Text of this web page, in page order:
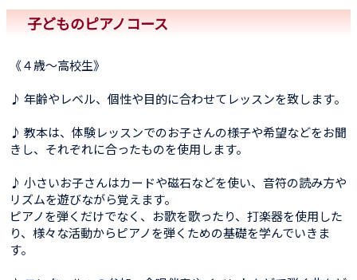
子どものピアノコース
《４歳〜高校生》
♪ 年齢やレベル、個性や目的に合わせてレッスンを致します。
♪ 教本は、体験レッスンでのお子さんの様子や希望などをお聞
きし、それぞれに合ったものを使用します。
♪ 小さいお子さんはカードや磁石などを使い、音符の読み方や
リズムを遊びながら覚えます。
ピアノを弾くだけでなく、お歌を歌ったり、打楽器を使用した
り、様々な活動からピアノを弾くための基礎を学んでいきま
す。